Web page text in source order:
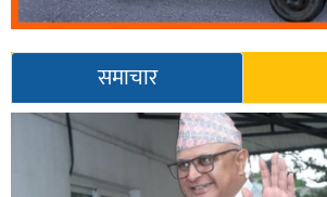
समाचार